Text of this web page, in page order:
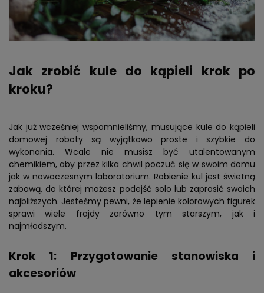
Jak zrobić kule do kąpieli krok po
kroku?
Jak już wcześniej wspomnieliśmy, musujące kule do kąpieli
domowej roboty są wyjątkowo proste i szybkie do
wykonania. Wcale nie musisz być utalentowanym
chemikiem, aby przez kilka chwil poczuć się w swoim domu
jak w nowoczesnym laboratorium. Robienie kul jest świetną
zabawą, do której możesz podejść solo lub zaprosić swoich
najbliższych. Jesteśmy pewni, że lepienie kolorowych figurek
sprawi wiele frajdy zarówno tym starszym, jak i
najmłodszym.
Krok 1: Przygotowanie stanowiska i
akcesoriów